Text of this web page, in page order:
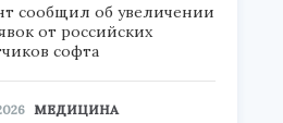
сообщил об увеличении
от российских
софта
МЕДИЦИНА